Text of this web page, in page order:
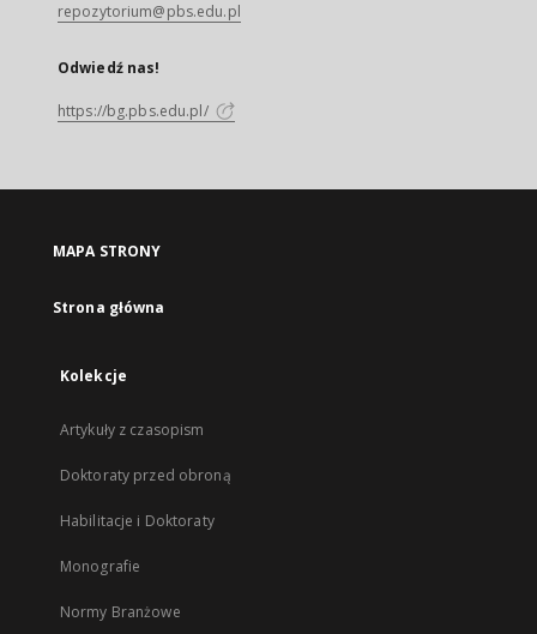
repozytorium@pbs.edu.pl
Odwiedź nas!
https://bg.pbs.edu.pl/
MAPA STRONY
Strona główna
Kolekcje
Artykuły z czasopism
Doktoraty przed obroną
Habilitacje i Doktoraty
Monografie
Normy Branżowe